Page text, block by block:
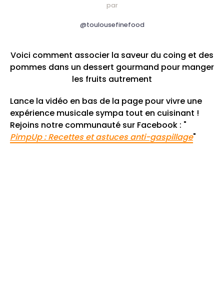
par
@toulousefinefood
Voici comment associer la saveur du coing et des
pommes dans un dessert gourmand pour manger
les fruits autrement
Lance la vidéo en bas de la page pour vivre une
expérience musicale sympa tout en cuisinant !
Rejoins notre communauté sur Facebook : "
PimpUp : Recettes et astuces anti-gaspillage"